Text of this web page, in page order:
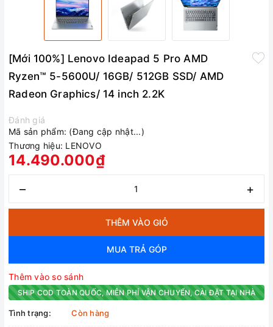
[Mới 100%] Lenovo Ideapad 5 Pro AMD
Ryzen™ 5-5600U/ 16GB/ 512GB SSD/ AMD
Radeon Graphics/ 14 inch 2.2K
Đánh giá
Mã sản phẩm: (Đang cập nhật...)
Thương hiệu: LENOVO
14.490.000₫
– +
THÊM VÀO GIỎ
MUA TRẢ GÓP
Thêm vào so sánh
SHIP COD TOÀN QUỐC, MIỄN PHÍ VẬN CHUYỂN, CÀI ĐẶT TẠI NHÀ
Tình trạng: Còn hàng